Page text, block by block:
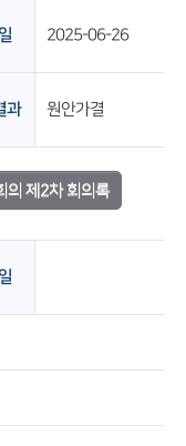
2025-06-26
과 원안가결
의 제2차 회의록